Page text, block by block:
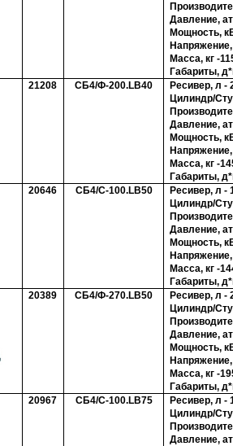
Давление,
Мощность,
Масса, кг -
Габариты,
21208
СБ4/Ф-200.LB40
Ресивер, л -
Цилиндр/
Давление,
Мощность,
Масса, кг -
Габариты,
20646
СБ4/С-100.LB50
Ресивер, л -
Цилиндр/
Давление,
Мощность,
Масса, кг -
Габариты,
20389
СБ4/Ф-270.LB50
Ресивер, л -
Цилиндр/
Давление,
Мощность,
Масса, кг -
Габариты,
20967
СБ4/С-100.LB75
Ресивер, л -
Цилиндр/
Давление,